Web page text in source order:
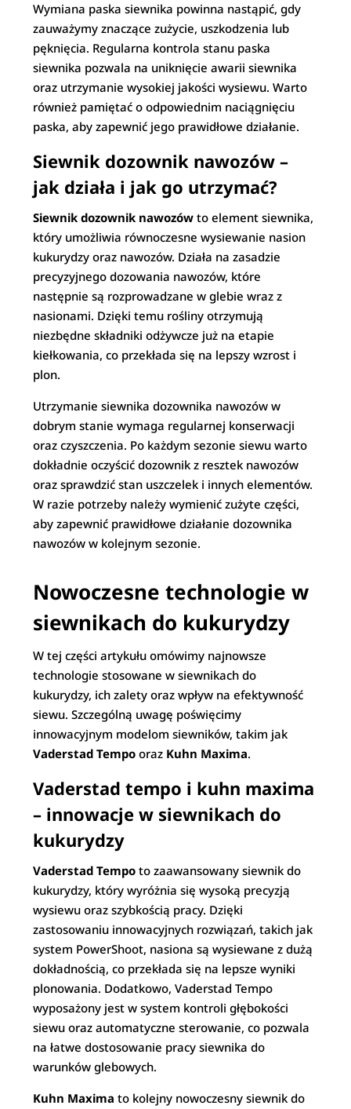
Wymiana paska siewnika powinna nastąpić, gdy
zauważymy znaczące zużycie, uszkodzenia lub
pęknięcia. Regularna kontrola stanu paska
siewnika pozwala na uniknięcie awarii siewnika
oraz utrzymanie wysokiej jakości wysiewu. Warto
również pamiętać o odpowiednim naciągnięciu
paska, aby zapewnić jego prawidłowe działanie.
Siewnik dozownik nawozów –
jak działa i jak go utrzymać?
Siewnik dozownik nawozów to element siewnika,
który umożliwia równoczesne wysiewanie nasion
kukurydzy oraz nawozów. Działa na zasadzie
precyzyjnego dozowania nawozów, które
następnie są rozprowadzane w glebie wraz z
nasionami. Dzięki temu rośliny otrzymują
niezbędne składniki odżywcze już na etapie
kiełkowania, co przekłada się na lepszy wzrost i
plon.
Utrzymanie siewnika dozownika nawozów w
dobrym stanie wymaga regularnej konserwacji
oraz czyszczenia. Po każdym sezonie siewu warto
dokładnie oczyścić dozownik z resztek nawozów
oraz sprawdzić stan uszczelek i innych elementów.
W razie potrzeby należy wymienić zużyte części,
aby zapewnić prawidłowe działanie dozownika
nawozów w kolejnym sezonie.
Nowoczesne technologie w
siewnikach do kukurydzy
W tej części artykułu omówimy najnowsze
technologie stosowane w siewnikach do
kukurydzy, ich zalety oraz wpływ na efektywność
siewu. Szczególną uwagę poświęcimy
innowacyjnym modelom siewników, takim jak
Vaderstad Tempo oraz Kuhn Maxima.
Vaderstad tempo i kuhn maxima
– innowacje w siewnikach do
kukurydzy
Vaderstad Tempo to zaawansowany siewnik do
kukurydzy, który wyróżnia się wysoką precyzją
wysiewu oraz szybkością pracy. Dzięki
zastosowaniu innowacyjnych rozwiązań, takich jak
system PowerShoot, nasiona są wysiewane z dużą
dokładnością, co przekłada się na lepsze wyniki
plonowania. Dodatkowo, Vaderstad Tempo
wyposażony jest w system kontroli głębokości
siewu oraz automatyczne sterowanie, co pozwala
na łatwe dostosowanie pracy siewnika do
warunków glebowych.
Kuhn Maxima to kolejny nowoczesny siewnik do